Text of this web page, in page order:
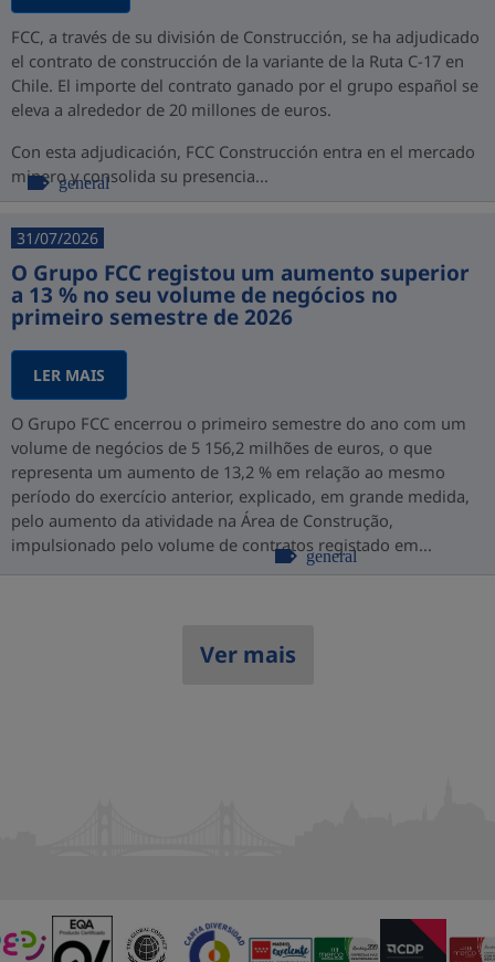
FCC, a través de su división de Construcción, se ha adjudicado
el contrato de construcción de la variante de la Ruta C-17 en
Chile. El importe del contrato ganado por el grupo español se
eleva a alrededor de 20 millones de euros.
Con esta adjudicación, FCC Construcción entra en el mercado
minero y consolida su presencia...
general
31/07/2026
O Grupo FCC registou um aumento superior
a 13 % no seu volume de negócios no
primeiro semestre de 2026
LER MAIS
O Grupo FCC encerrou o primeiro semestre do ano com um
volume de negócios de 5 156,2 milhões de euros, o que
representa um aumento de 13,2 % em relação ao mesmo
período do exercício anterior, explicado, em grande medida,
pelo aumento da atividade na Área de Construção,
impulsionado pelo volume de contratos registado em...
general
Ver mais